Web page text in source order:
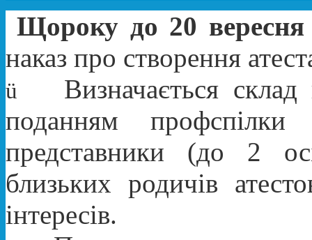
Щороку до 20 вересня
наказ про створення
ü
Визначається
поданням
представники (до 2
близьких родичів
інтересів.